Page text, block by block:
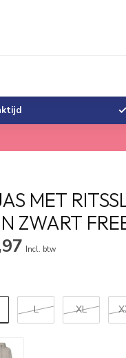
MET
ZWART
Incl. btw
L XL